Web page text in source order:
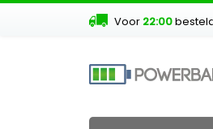
Voor 22:00